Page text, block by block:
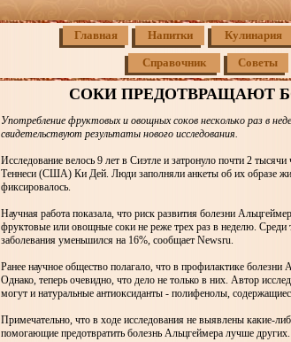
Главная Напитки Кулинария
Справочник Советы
СОКИ ПРЕДОТВРАЩАЮТ
Употребление фруктовых и овощных соков несколько раз в
свидетельствуют результаты нового исследования.
Исследование велось 9 лет в Сиэтле и затронуло почти 2
Теннеси (США) Ки Дей. Люди заполняли анкеты об их образе
фиксировалось.
Научная работа показала, что риск развития болезни
фруктовые или овощные соки не реже трех раз в неделю. Среди
заболевания уменьшился на 16%, сообщает Newsru.
Ранее научное общество полагало, что в профилактике
Однако, теперь очевидно, что дело не только в них. Автор
могут и натуральные антиоксиданты - полифенолы,
Примечательно, что в ходе исследования не выявлены какие-
помогающие предотвратить болезнь Альцгеймера лучше других.